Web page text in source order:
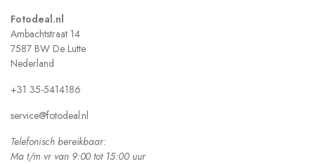
Fotodeal.nl
Ambachtstraat 14
7587 BW De Lutte
Nederland
+31 35-5414186
service@fotodeal.nl
Telefonisch bereikbaar:
Ma t/m vr van 9:00 tot 15:00 uur